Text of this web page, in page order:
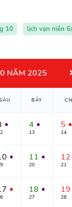
10 lịch vạn niên
NĂM 2025
BẢY CN
● 4 ●
13
5 ●
14
● 11 ●
20
12
21
● 18 ●
27
19
28